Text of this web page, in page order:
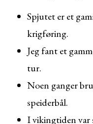
Spjutet er et
krigføring.
Jeg fant et
tur.
Noen ganger
speiderbål.
I vikingtiden var